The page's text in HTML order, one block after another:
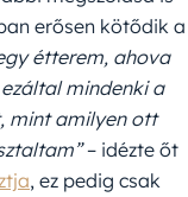
erősen kötődik a
étterem, ahova
mindenki a
mint amilyen ott
– idézte őt
, ez pedig csak